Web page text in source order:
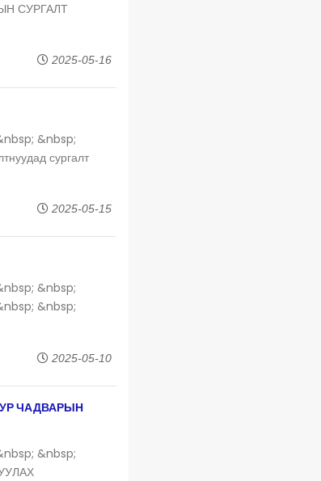
СУРГАЛТ
2025-05-16
&nbsp;
сургалт
2025-05-15
&nbsp;
&nbsp;
2025-05-10
ЧАДВАРЫН
&nbsp;